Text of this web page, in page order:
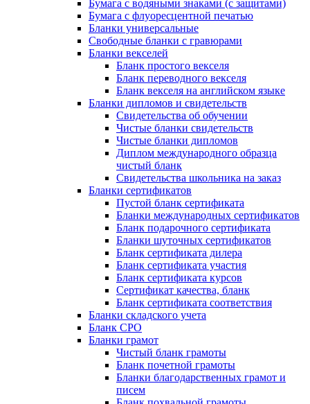
Бумага с водяными знаками (с защитами)
Бумага с флуоресцентной печатью
Бланки универсальные
Свободные бланки с гравюрами
Бланки векселей
Бланк простого векселя
Бланк переводного векселя
Бланк векселя на английском языке
Бланки дипломов и свидетельств
Свидетельства об обучении
Чистые бланки свидетельств
Чистые бланки дипломов
Диплом международного образца
чистый бланк
Свидетельства школьника на заказ
Бланки сертификатов
Пустой бланк сертификата
Бланки международных сертификатов
Бланк подарочного сертификата
Бланки шуточных сертификатов
Бланк сертификата дилера
Бланк сертификата участия
Бланк сертификата курсов
Сертификат качества, бланк
Бланк сертификата соответствия
Бланки складского учета
Бланк СРО
Бланки грамот
Чистый бланк грамоты
Бланк почетной грамоты
Бланки благодарственных грамот и
писем